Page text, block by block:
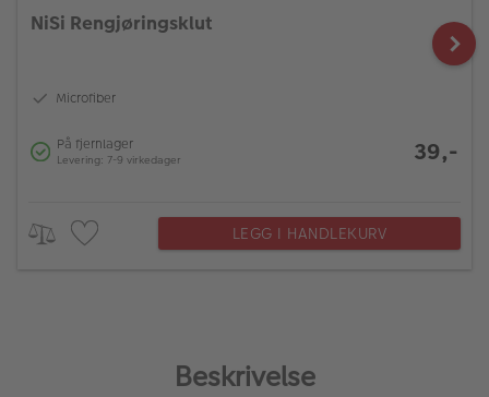
NiSi Rengjøringsklut
Microfiber
På fjernlager
Levering: 7-9 virkedager 39,-
LEGG I HANDLEKURV
Beskrivelse